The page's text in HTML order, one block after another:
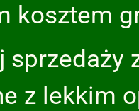
kosztem
sprzedaży
z lekkim